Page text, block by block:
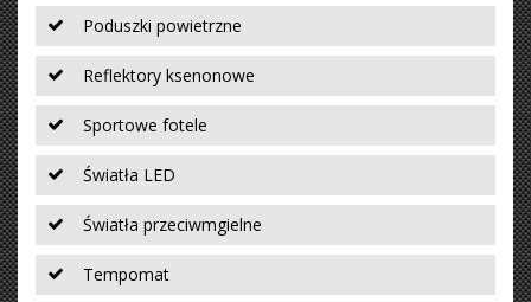
Poduszki powietrzne
Reflektory ksenonowe
Sportowe fotele
Światła LED
Światła przeciwmgielne
Tempomat